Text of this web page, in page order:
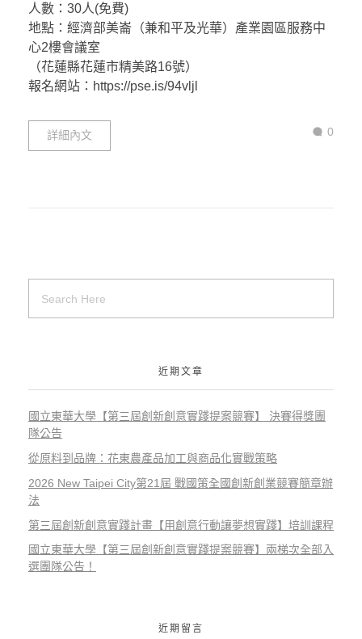
人數：30人(免費)
地點：經濟部美崙（兼和平及光華）產業園區服務中
心2樓會議室
（花蓮縣花蓮市精美路16號）
報名網站：https://pse.is/94vljl
詳細內文 0
近期文章
國立東華大學【第三屆創新創意實踐提案競賽】 決賽得獎團
隊公告
從原料到品牌：花東農產品加工與商品化實戰策略
2026 New Taipei City第21屆 戰國策全國創新創業競賽簡章辦
法
第三屆創新創意實踐計畫【用創意行動讓夢想實踐】培訓課程
國立東華大學【第三屆創新創意實踐提案競賽】兩梯次全部入
選團隊公告！
近期留言